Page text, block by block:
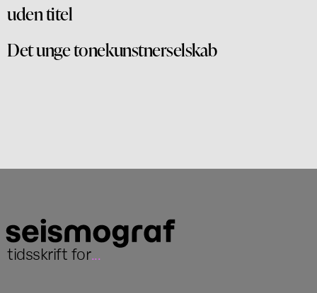
uden titel
Det unge tonekunstnerselskab
tidsskrift for...